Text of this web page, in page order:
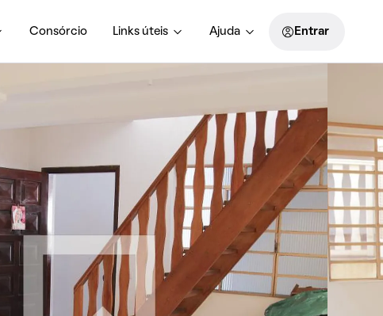
Consórcio Links úteis Ajuda Entrar